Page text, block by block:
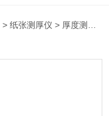
>纸张测厚仪 > 厚度测定仪